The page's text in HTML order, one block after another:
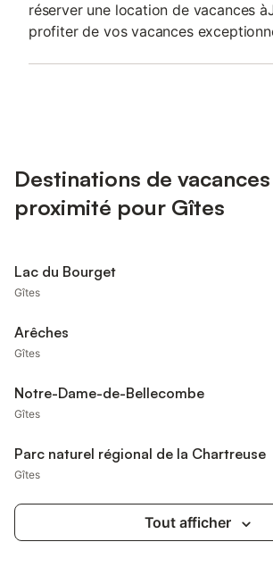
réserver une location de vacances
profiter de vos vacances
Destinations de vacances
proximité pour Gîtes
Lac du Bourget
Gîtes
Arêches
Gîtes
Notre-Dame-de-Bellecombe
Gîtes
Parc naturel régional de la Chartreuse
Gîtes
Tout afficher